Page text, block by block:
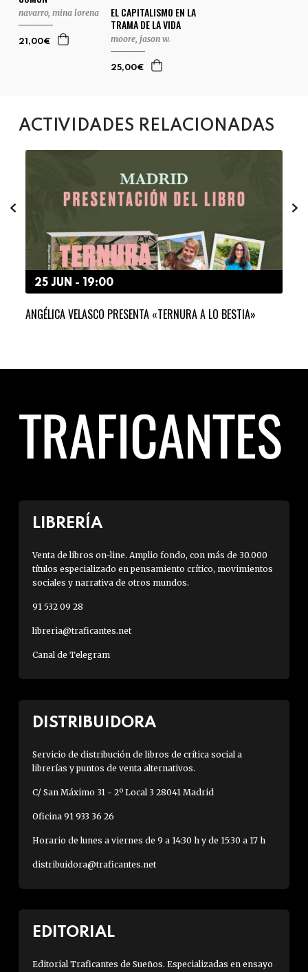
navarro, mina lorena
21,00€
EL CAPITALISMO EN LA
TRAMA DE LA VIDA
moore, jason w.
25,00€
ACTIVIDADES RELACIONADAS
25 JUN - 19:00
ANGÉLICA VELASCO PRESENTA «TERNURA A LO BESTIA»
LIBRERÍA
Venta de libros on-line. Amplio fondo, con más de 30.000
títulos especializado en pensamiento crítico, movimientos
sociales y narrativa de otros mundos.
91 532 09 28
libreria@traficantes.net
Canal de Telegram
DISTRIBUIDORA
Servicio de distribución de libros de crítica social a
librerías y puntos de venta alternativos.
C/ San Máximo 31 - 2º Local 3 28041 Madrid
Oficina 91 933 36 26
Horario de lunes a viernes de 9 a 14:30 h y de 15:30 a 17 h
distribuidora@traficantes.net
EDITORIAL
Editorial Traficantes de Sueños. Especializadas en ensayo